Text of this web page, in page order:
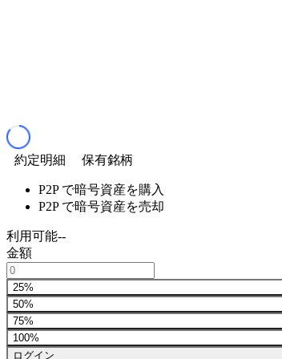
約定明細 保有銘柄
P2P で暗号資産を購入
P2P で暗号資産を売却
利用可能--
金額
25%
50%
75%
100%
ログイン